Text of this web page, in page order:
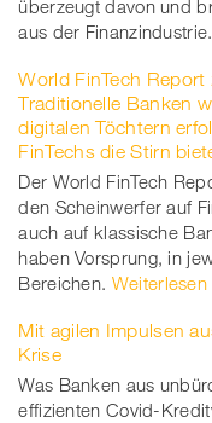
überzeugt davon und
aus der Finanzindustrie.
World FinTech Report
Traditionelle Banken
digitalen Töchtern
FinTechs die Stirn
Der World FinTech
den Scheinwerfer auf
auch auf klassische
haben Vorsprung, in
Bereichen. Weiterlesen
Mit agilen Impulsen
Krise
Was Banken aus
effizienten Covid-